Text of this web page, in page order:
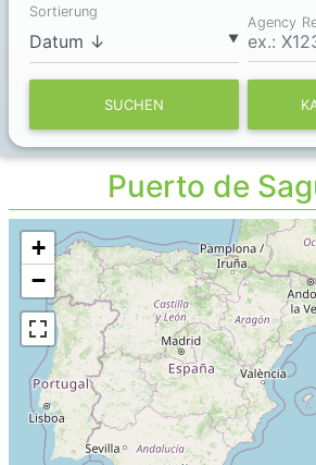
▼
Sortierung
Agency
SUCHEN
Puerto de
+
−